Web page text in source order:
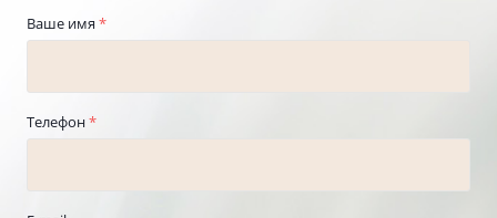
Ваше имя *
Телефон*